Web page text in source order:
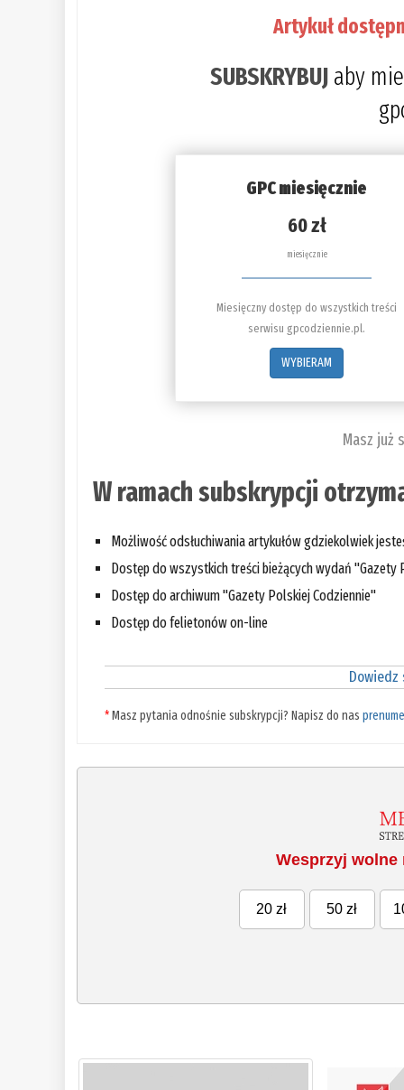
Artykuł
SUBSKRYBUJaby
GPC miesięcznie
60 zł
miesięcznie
Miesięczny dostęp do wszystkich treści
serwisu gpcodziennie.pl.
WYBIERAM
Masz już
W ramach subskrypcji
Możliwość odsłuchiwania artykułów gdziekolwiek
Dostęp do wszystkich treści bieżących wydań "Gazety
Dostęp do archiwum "Gazety Polskiej Codziennie"
Dostęp do felietonów on-line
Dowiedz
*Masz pytania odnośnie subskrypcji? Napisz do nas
Wesprzyj wolne
20 zł 50 zł